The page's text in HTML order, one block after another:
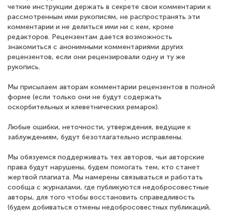
четкие инструкции держать в секрете свои комментарии к
рассмотренным ими рукописям, не распространять эти
комментарии и не делиться ими ни с кем, кроме
редакторов. Рецензентам дается возможность
знакомиться с анонимными комментариями других
рецензентов, если они рецензировали одну и ту же
рукопись.
Мы присылаем авторам комментарии рецензентов в полной
форме (если только они не будут содержать
оскорбительных и клеветнических ремарок).
Любые ошибки, неточности, утверждения, ведущие к
заблуждениям, будут безотлагательно исправлены.
Мы обязуемся поддерживать тех авторов, чьи авторские
права будут нарушены, будем помогать тем, кто станет
жертвой плагиата. Мы намерены связываться и работать
сообща с журналами, где публикуются недобросовестные
авторы, для того чтобы восстановить справедливость
(будем добиваться отмены недобросовестных публикаций,